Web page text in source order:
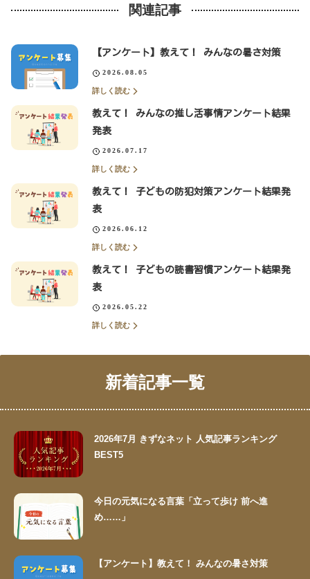
関連記事
【アンケート】教えて！ みんなの暑さ対策
2026.08.05
詳しく読む
教えて！ みんなの推し活事情アンケート結果
発表
2026.07.17
詳しく読む
教えて！ 子どもの防犯対策アンケート結果発
表
2026.06.12
詳しく読む
教えて！ 子どもの読書習慣アンケート結果発
表
2026.05.22
詳しく読む
新着記事一覧
2026年7月 きずなネット 人気記事ランキング
BEST5
今日の元気になる言葉「立って歩け 前へ進
め……」
【アンケート】教えて！ みんなの暑さ対策